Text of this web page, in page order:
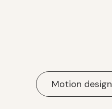
Motion design